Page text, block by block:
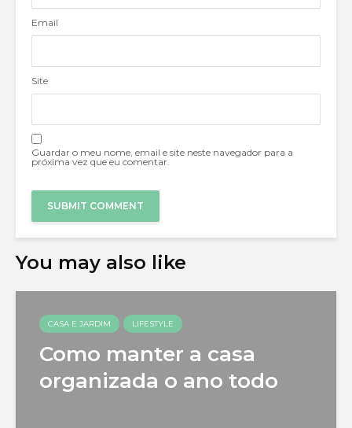
Email
Site
Guardar o meu nome, email e site neste navegador para a
próxima vez que eu comentar.
You may also like
CASA E JARDIM LIFESTYLE
Como manter a casa
organizada o ano todo